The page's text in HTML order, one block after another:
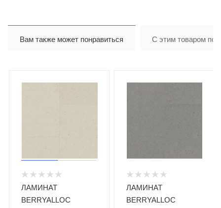
Вам также может понравиться С этим товаром
ЛАМИНАТ
BERRYALLOC
ЛАМИНАТ
BERRYALLOC